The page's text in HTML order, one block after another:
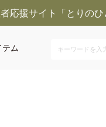
援サイト「とりのひ
テム